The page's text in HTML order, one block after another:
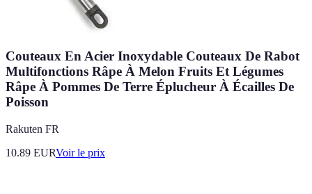
Couteaux En Acier Inoxydable Couteaux De Rabot
Multifonctions Râpe À Melon Fruits Et Légumes
Râpe À Pommes De Terre Éplucheur À Écailles De
Poisson
Rakuten FR
10.89 EURVoir le prix